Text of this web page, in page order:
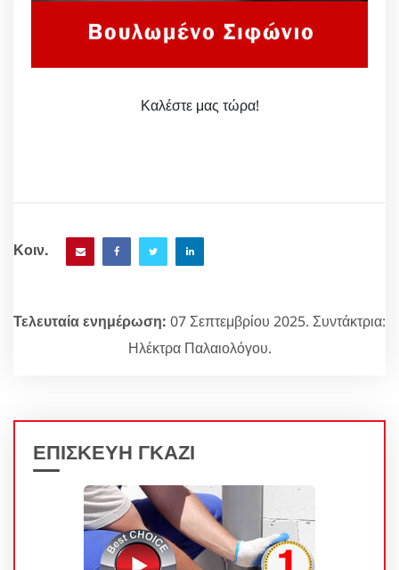
Καλέστε μας τώρα!
Κοιν.
Τελευταία ενημέρωση: 07 Σεπτεμβρίου 2025. Συντάκτρια:
Ηλέκτρα Παλαιολόγου.
ΕΠΙΣΚΕΥΗ ΓΚΑΖΙ